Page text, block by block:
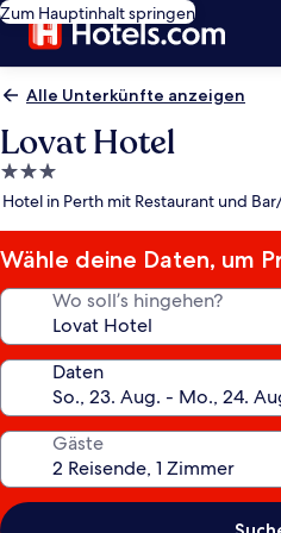
Zum Hauptinhalt springen
Alle Unterkünfte anzeigen
Lovat Hotel
3.0-
Sterne-
Hotel in Perth mit Restaurant und
Wähle deine Daten, um
Wo soll’s hingehen?
Daten
Gäste